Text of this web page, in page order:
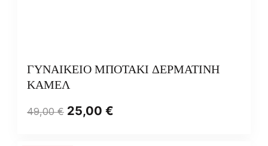
ΓΥΝΑΙΚΕΙΟ ΜΠΟΤΑΚΙ ΔΕΡΜΑΤΙΝΗ
ΚΑΜΕΛ
49,00€ 25,00 €